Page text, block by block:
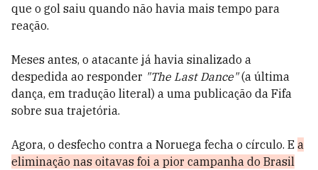
que o gol saiu quando não havia mais tempo para
reação.
Meses antes, o atacante já havia sinalizado a
despedida ao responder "The Last Dance"(a última
dança, em tradução literal) a uma publicação da Fifa
sobre sua trajetória.
Agora, o desfecho contra a Noruega fecha o círculo. E a
eliminação nas oitavas foi a pior campanha do Brasil